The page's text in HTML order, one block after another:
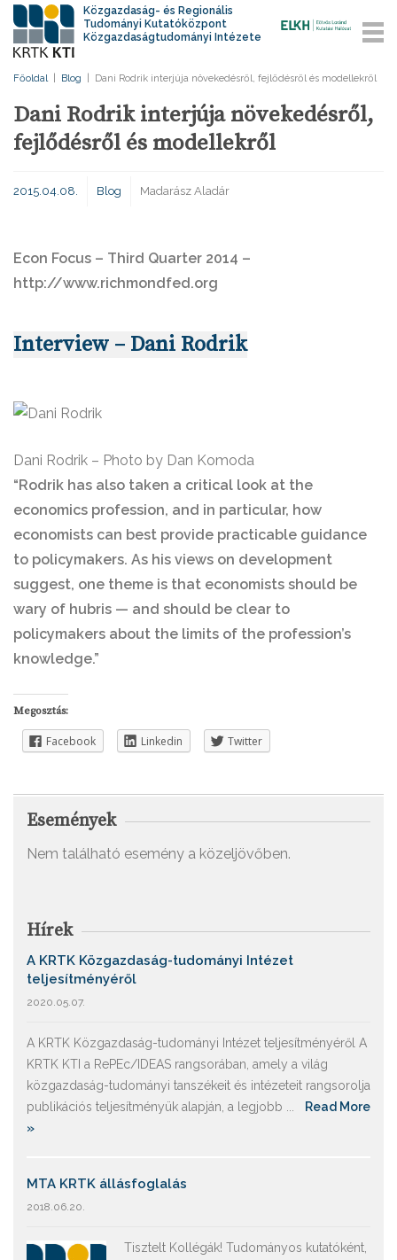
Közgazdaság- és Regionális
Tudományi Kutatóközpont
Közgazdaságtudományi Intézete
Főoldal Blog Dani Rodrik interjúja növekedésről, fejlődésről és modellekről
Dani Rodrik interjúja növekedésről,
fejlődésről és modellekről
2015.04.08. Blog Madarász Aladár
Econ Focus – Third Quarter 2014 –
http://www.richmondfed.org
Interview – Dani Rodrik
Dani Rodrik – Photo by Dan Komoda
“Rodrik has also taken a critical look at the
economics profession, and in particular, how
economists can best provide practicable guidance
to policymakers. As his views on development
suggest, one theme is that economists should be
wary of hubris — and should be clear to
policymakers about the limits of the profession’s
knowledge.”
Megosztás:
Facebook Linkedin Twitter
Események
Nem található esemény a közeljövőben.
Hírek
A KRTK Közgazdaság-tudományi Intézet
teljesítményéről
2020.05.07.
A KRTK Közgazdaság-tudományi Intézet teljesítményéről A
KRTK KTI a RePEc/IDEAS rangsorában, amely a világ
közgazdaság-tudományi tanszékeit és intézeteit rangsorolja
publikációs teljesítményük alapján, a legjobb ...
Read More
»
MTA KRTK állásfoglalás
2018.06.20.
Tisztelt Kollégák! Tudományos kutatóként,